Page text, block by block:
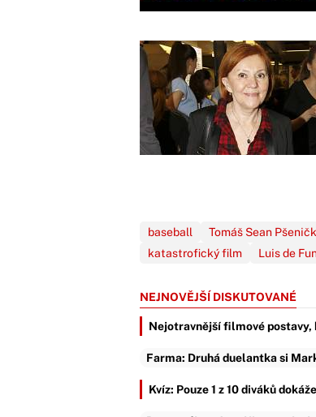
baseball Tomáš Sean
katastrofický film
Luis de
NEJNOVĚJŠÍ DISKUTOVANÉ
Nejotravnější filmové
Farma: Druhá duelantka si
Kvíz: Pouze 1 z 10 diváků